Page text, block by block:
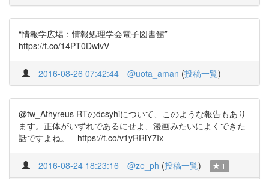
“情報学広場：情報処理学会電子図書館”
https://t.co/14PT0DwlvV
2016-08-26 07:42:44 @uota_aman (投稿一覧)
@tw_Athyreus RTのdcsyhiについて、このような報告もあり
ます。正体がいずれであるにせよ、漫画みたいによくできた
話ですよね。 https://t.co/v1yRRiY7Ix
2016-08-24 18:23:16 @ze_ph (投稿一覧) 1